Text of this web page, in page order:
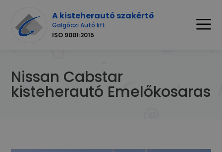
A kisteherautó szakértő
Galgóczi Autó kft.
ISO 9001:2015
Nissan Cabstar
kisteherautó Emelőkosaras